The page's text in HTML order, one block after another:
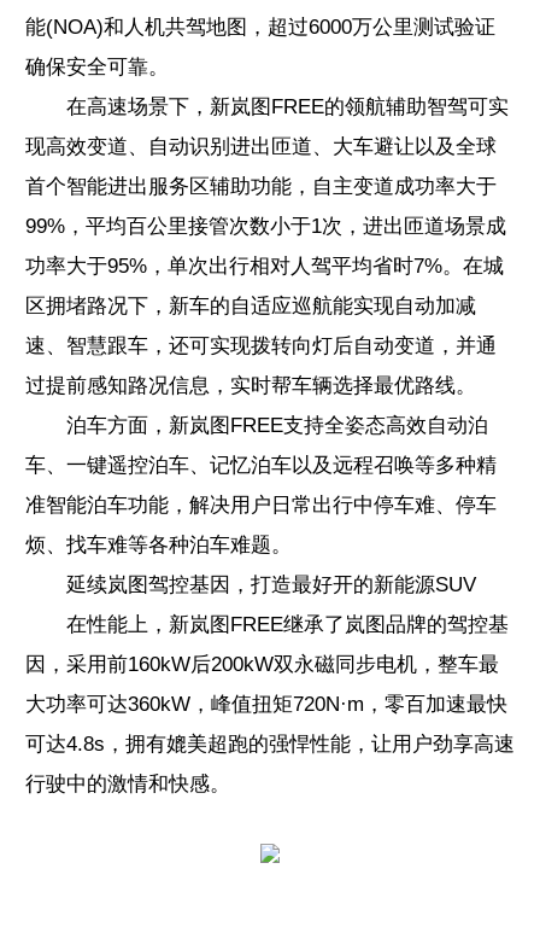
能(NOA)和人机共驾地图，超过6000万公里测试验证
确保安全可靠。
在高速场景下，新岚图FREE的领航辅助智驾可实
现高效变道、自动识别进出匝道、大车避让以及全球
首个智能进出服务区辅助功能，自主变道成功率大于
99%，平均百公里接管次数小于1次，进出匝道场景成
功率大于95%，单次出行相对人驾平均省时7%。在城
区拥堵路况下，新车的自适应巡航能实现自动加减
速、智慧跟车，还可实现拨转向灯后自动变道，并通
过提前感知路况信息，实时帮车辆选择最优路线。
泊车方面，新岚图FREE支持全姿态高效自动泊
车、一键遥控泊车、记忆泊车以及远程召唤等多种精
准智能泊车功能，解决用户日常出行中停车难、停车
烦、找车难等各种泊车难题。
延续岚图驾控基因，打造最好开的新能源SUV
在性能上，新岚图FREE继承了岚图品牌的驾控基
因，采用前160kW后200kW双永磁同步电机，整车最
大功率可达360kW，峰值扭矩720N·m，零百加速最快
可达4.8s，拥有媲美超跑的强悍性能，让用户劲享高速
行驶中的激情和快感。